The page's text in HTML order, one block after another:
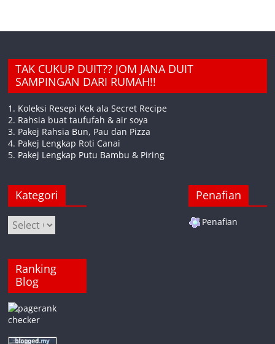
TAK CUKUP DUIT?? JOM JANA DUIT
SAMPINGAN DARI RUMAH!!
1. Koleksi Resepi Kek ala Secret Recipe
2. Rahsia buat taufufah & air soya
3. Pakej Rahsia Bun, Pau dan Pizza
4. Pakej Lengkap Roti Canai
5. Pakej Lengkap Putu Bambu & Piring
Kategori
Kategori
Ranking
Blog
Penafian
Penafian